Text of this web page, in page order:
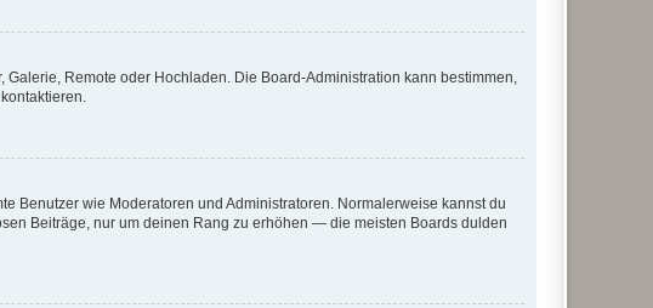
Remote oder Hochladen. Die Board-Administration kann bestimmen,
Benutzer wie Moderatoren und Administratoren. Normalerweise kannst du
Beiträge, nur um deinen Rang zu erhöhen — die meisten Boards dulden